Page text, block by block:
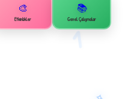
🎨
Etkinlikler
📚
Genel Çalışmalar
1